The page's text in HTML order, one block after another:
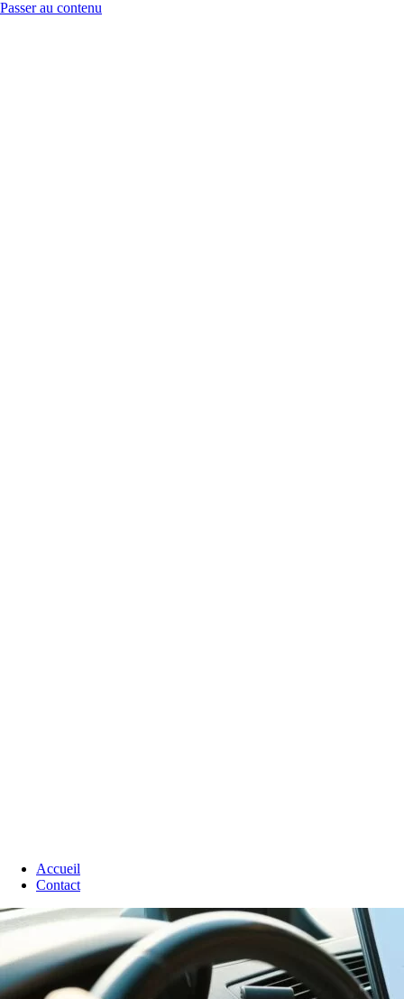
Passer au contenu
Accueil
Contact